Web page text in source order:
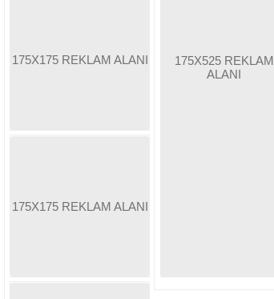
175X175 REKLAM ALANI
175X175 REKLAM ALANI
175X525 REKLAM
ALANI